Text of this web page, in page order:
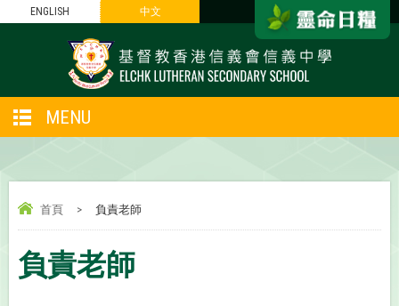
ENGLISH 中文
MENU
首頁 > 負責老師
負責老師